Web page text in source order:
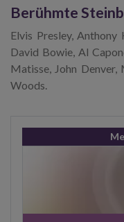
Berühmte
Elvis Presley,
David Bowie, Al
Matisse, John
Woods.